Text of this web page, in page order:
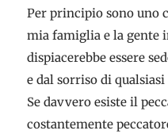
Per principio sono uno
mia famiglia e la gente
dispiacerebbe essere
e dal sorriso di
Se davvero esiste il
costantemente